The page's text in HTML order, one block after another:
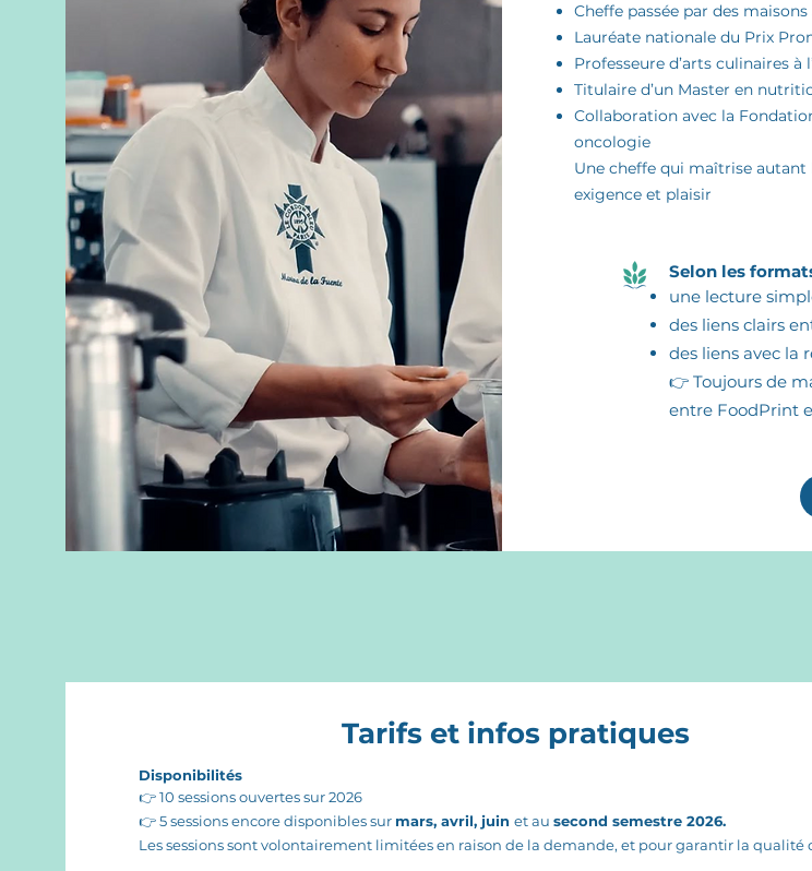
Cheffe passée par des maisons
Lauréate nationale du Prix
Professeure d’arts culinaires
Titulaire d’un Master en
Collaboration avec la
oncologie
Une cheffe qui maîtrise
exigence et plaisir
Selon les
une lecture
des liens clairs
des liens avec la
👉 Toujours de
entre FoodPrint
Tarifs et infos pratiques
Disponibilités
👉 10 sessions ouvertes sur 2026
👉 5 sessions encore disponibles sur mars, avril, juin et au second semestre 2026.
Les sessions sont volontairement limitées en raison de la demande, et pour garantir la qualité